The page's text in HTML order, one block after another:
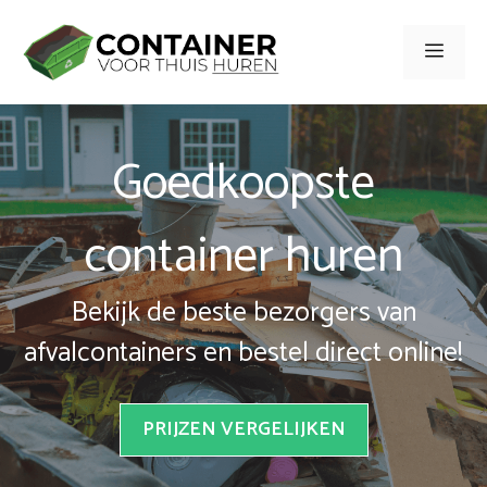
naar
inhoud
Menu
Goedkoopste
container huren
Bekijk de beste bezorgers van
afvalcontainers en bestel direct online!
PRIJZEN VERGELIJKEN